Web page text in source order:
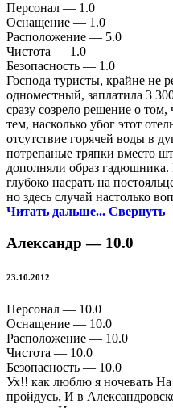
Персонал — 1.0
Оснащение — 1.0
Расположение — 5.0
Чистота — 1.0
Безопасность — 1.0
Господа туристы, крайне не
одноместный, заплатила 3
сразу созрело решение о
тем, насколько убог этот
отсутствие горячей воды в
потрепаные тряпки вместо
дополняли образ
глубоко насрать на
но здесь случай настолько
Читать дальше... Свернуть
Александр — 10.0
23.10.2012
Персонал — 10.0
Оснащение — 10.0
Расположение — 10.0
Чистота — 10.0
Безопасность — 10.0
Ух!! как люблю я ночевать
пройдусь, И в